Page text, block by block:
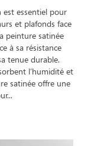
essentiel pour
et plafonds face
peinture satinée
à sa résistance
tenue durable.
l’humidité et
satinée offre une